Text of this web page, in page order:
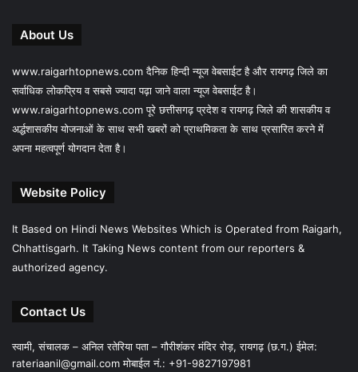
About Us
www.raigarhtopnews.com दैनिक हिन्दी न्यूज वेबसाईट है और रायगढ़ जिले का
सर्वाधिक लोकप्रिय व सबसे ज्यादा पढ़ा जाने वाला न्यूज वेबसाईट है।
www.raigarhtopnews.com पूरे छत्तीसगढ़ प्रदेश व रायगढ़ जिले की शासकीय व
अर्द्धशासकीय योजनाओं के साथ सभी खबरों को प्राथमिकता के साथ प्रसारित करने में
अपना महत्वपूर्ण योगदान देता है।
Website Policy
It Based on Hindi News Websites Which is Operated from Raigarh,
Chhattisgarh. It Taking News content from our reporters &
authorized agency.
Contact Us
स्वामी, संचालक – अनिल रतेरिया पता – गौरीशंकर मंदिर रोड़, रायगढ़ (छ.ग.) ईमेल:
rateriaanil@gmail.comमोबाईल नं.: +91-9827197981